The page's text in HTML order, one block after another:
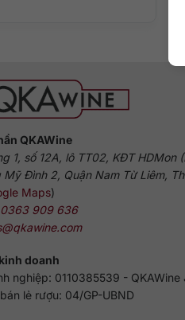
QKAWine
1, số 12A, lô TT02, KĐT HDMon
Mỹ Đình 2, Quận Nam Từ Liêm,
Maps)
0363 909 636
doanh
nghiệp: 0110385539 - QKAWine
lẻ rượu: 04/GP-UBND